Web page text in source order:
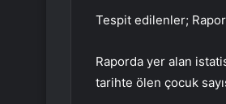
Tespit edilenler;
Raporda yer alan
tarihte ölen çocuk